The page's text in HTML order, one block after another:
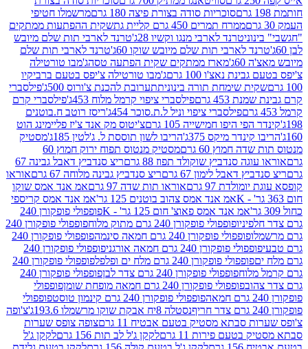
סוכריות סודה בצורת פיצה 180 גרם
מרשמלו חטיפי
ממרח תמרים 450 גרם קליית גת
שקית ההפתעות ממתקים
טרנד לארבי מנגו וקשיו 28ג'
טרנד לארבי תות שלם מיובש
לארבי תות שלם מיובש שוקו 60ג'
טרנד לארבי תות שלם
מארז ממתקים שקית הפתעה טסהג'מבו טורטילה
נאצ'ו 100 גרם
ג'מבו טורטילה צ'יפס בטעם ברביקיו
שימחת תורה בינוניתתערובת להכנת צ'ורוס 500ג'
פילסברי
453 גרם
פילסברי ציפוי קרמל מלוח 453ג'
פילסברי קרם
פילסברי ציפוי וניל ל.ת.סוכר 454ג'
ריסז רוטב ח.בוטנים
היפו חמישייה 105 גרם
צ'יטוס מק אנד צ'יז פליימינג הוט
מיקס 375ג'
הריבו לשון תוססת ל. ג'לטין 185ג'
מסטיק
חמוץ 60 גרם
מסטיק מנטוס תפוח ירוק חמוץ 60
סנדביץ שוקולד תפוז 88 גרם
ריצ סנדביץ דאבל גבינה 67
דאבל לימון 67 גרם
ריצ סנדביץ גבינה מלוחה 67 גרם
אוראו
97 גרם
אוראו תות שדה 97 גרם
אמ אנד אמס שוקו
אמ אנד אמס צהוב בוטנים 125 גר'
אמ אנד אמס קריספי
אמ אנד אמס פאוצ' חום 125 גר' - K
פופפולי פופקורן 240
פופפולי פופקורן 240 גרם מתוק מלוח
פופפולי פופקורן 240
פופפולי פופקורן 240 גרם חמאה סינמה
פופפולי פופקורן 240
פופקורן 240 גרם חמאה אורגני
פופפולי פופקורן 240
פופפולי פופקורן 240 גרם מלח ים ופלפל
פופפולי פופקורן 240
פופפולי פופקורן 240 גרם צדר לבן
פופפולי פופקורן 240
פופפולי פופקורן 240 גרם חמאה מופחת שומן
פופפולי
פופפולי פופקורן 240 גרם קינמון טוסט
פופפולי
נסטלה 8יח אבקת שוקו מרשמלו 193.6ג'
צ'ופה
סבתא מסטיק בטעם אבטיח 11 גרם
צופה צופס שערות
פירות 11 גרם
לקקן ג'ל לב תות 156 גרם
לקקן ג'ל